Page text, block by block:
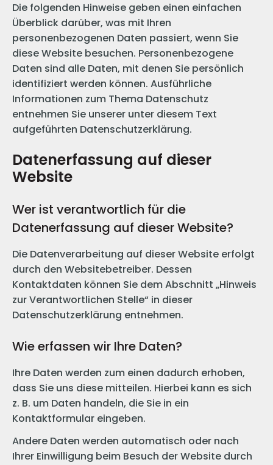
Die folgenden Hinweise geben einen einfachen
Überblick darüber, was mit Ihren
personenbezogenen Daten passiert, wenn Sie
diese Website besuchen. Personenbezogene
Daten sind alle Daten, mit denen Sie persönlich
identifiziert werden können. Ausführliche
Informationen zum Thema Datenschutz
entnehmen Sie unserer unter diesem Text
aufgeführten Datenschutzerklärung.
Datenerfassung auf dieser
Website
Wer ist verantwortlich für die
Datenerfassung auf dieser Website?
Die Datenverarbeitung auf dieser Website erfolgt
durch den Websitebetreiber. Dessen
Kontaktdaten können Sie dem Abschnitt „Hinweis
zur Verantwortlichen Stelle“ in dieser
Datenschutzerklärung entnehmen.
Wie erfassen wir Ihre Daten?
Ihre Daten werden zum einen dadurch erhoben,
dass Sie uns diese mitteilen. Hierbei kann es sich
z. B. um Daten handeln, die Sie in ein
Kontaktformular eingeben.
Andere Daten werden automatisch oder nach
Ihrer Einwilligung beim Besuch der Website durch